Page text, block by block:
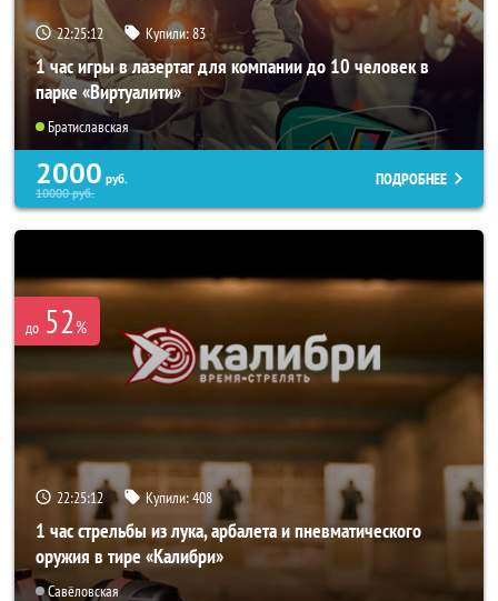
22:25:08 Купили:83
1 час игры в лазертаг для компании до 10 человек в
парке «Виртуалити»
Братиславская
2000 руб.
10000руб.
ПОДРОБНЕЕ
до 52%
22:25:08 Купили:408
1 час стрельбы из лука, арбалета и пневматического
оружия в тире «Калибри»
Савёловская